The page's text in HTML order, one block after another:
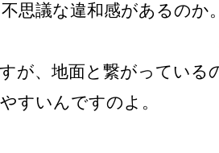
思議な違和感があるのか
が、地面と繋がっている
すいんですのよ。